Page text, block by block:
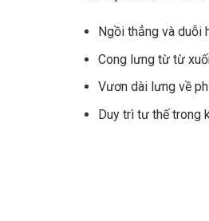
Ngồi thẳng và duỗi
Cong lưng từ từ
Vươn dài lưng về
Duy trì tư thế trong